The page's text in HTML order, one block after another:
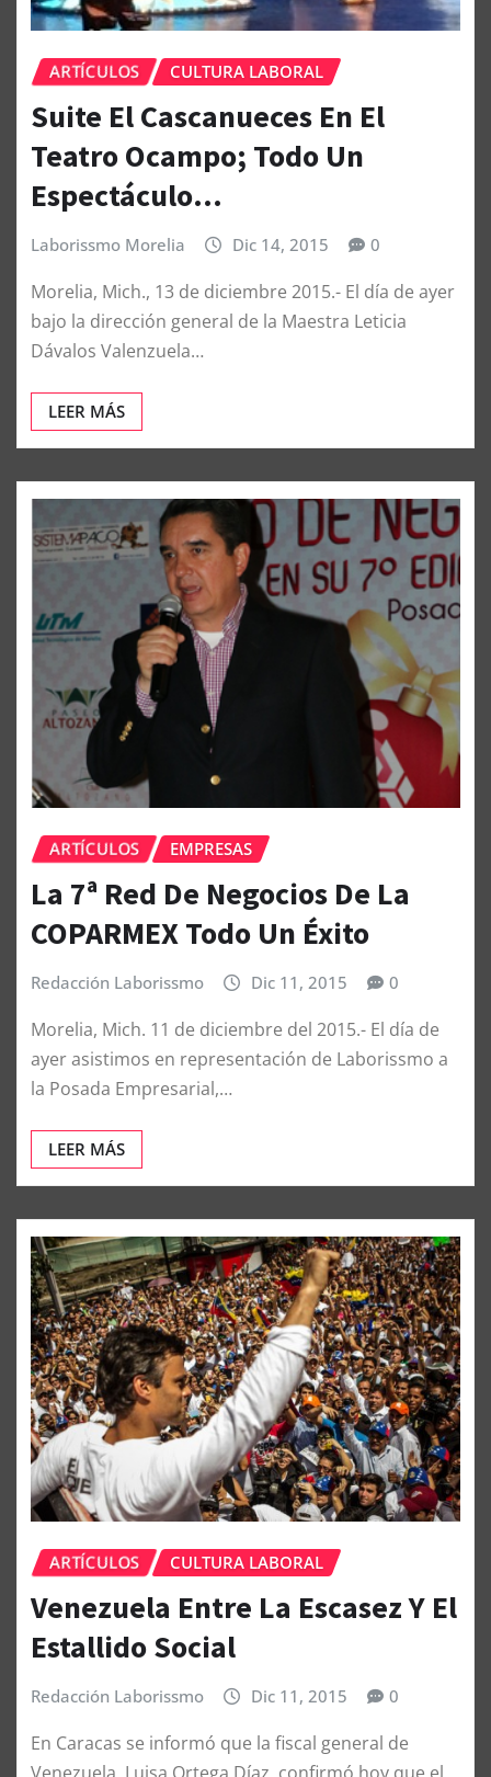
ARTÍCULOS CULTURA LABORAL
Suite El Cascanueces En El
Teatro Ocampo; Todo Un
Espectáculo…
Laborissmo Morelia Dic 14, 2015 0
bajo la dirección general de la Maestra Leticia
LEER MÁS
ARTÍCULOS EMPRESAS
La 7ª Red De Negocios De La
COPARMEX Todo Un Éxito
Redacción Laborissmo Dic 11, 2015 0
ayer asistimos en representación de Laborissmo a
LEER MÁS
ARTÍCULOS CULTURA LABORAL
Venezuela Entre La Escasez Y El
Estallido Social